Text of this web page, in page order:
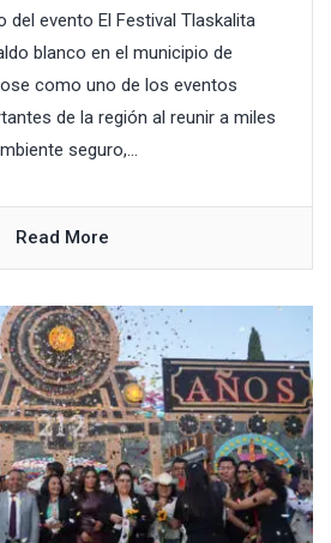
del evento El Festival Tlaskalita
blanco en el municipio de
como uno de los eventos
de la región al reunir a miles
seguro,...
Read More